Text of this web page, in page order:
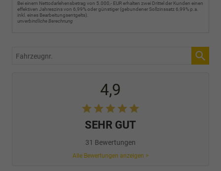
Bei einem Nettodarlehensbetrag von 5.000,- EUR erhalten zwei Drittel der Kunden einen
effektiven Jahreszins von 6,99% oder günstiger (gebundener Sollzinssatz 6,99% p.a.
inkl. eines Bearbeitungsentgelts).
unverbindliche Berechnung
Fahrzeugnr.
4,9
SEHR GUT
31 Bewertungen
Alle Bewertungen anzeigen >